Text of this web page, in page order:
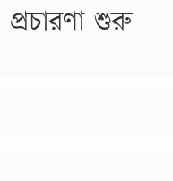
শুরু